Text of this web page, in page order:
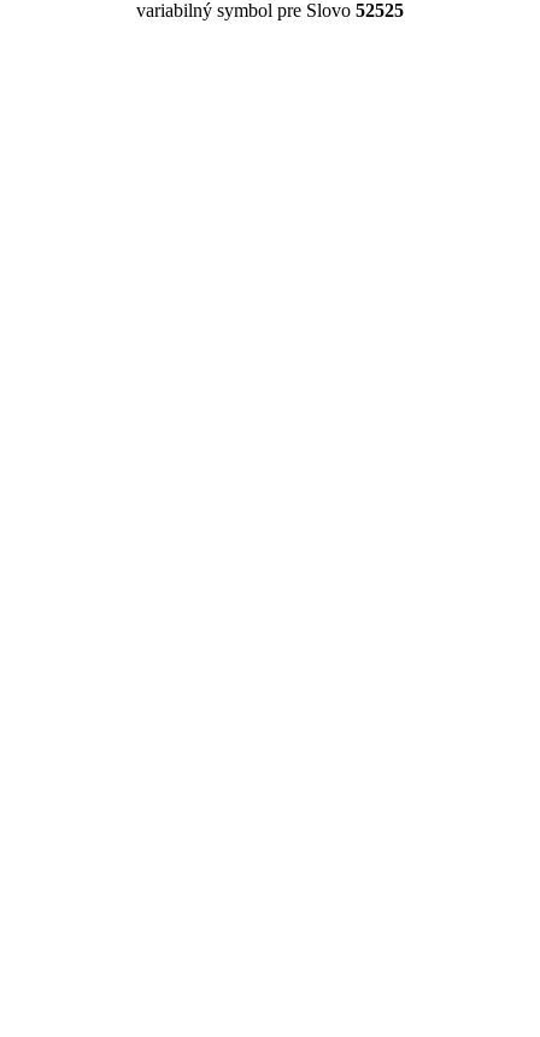
variabilný symbol pre Slovo 52525